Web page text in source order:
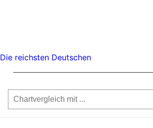
Die reichsten Deutschen